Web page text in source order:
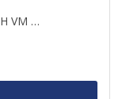
VM …